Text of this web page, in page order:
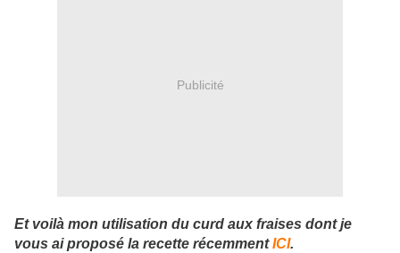
Publicité
Et voilà mon utilisation du curd aux fraises dont je
vous ai proposé la recette récemmentICI.